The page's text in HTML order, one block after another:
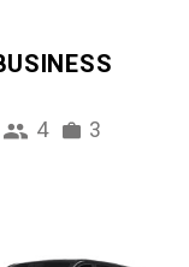
4 3